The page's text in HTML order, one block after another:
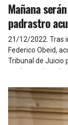
Mañana
padrastro
21/12/2022 Tras
Federico Obeid,
Tribunal de Juicio
por la